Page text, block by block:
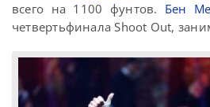
всего на 1100 фунтов. Бен
четвертьфинала Shoot Out,